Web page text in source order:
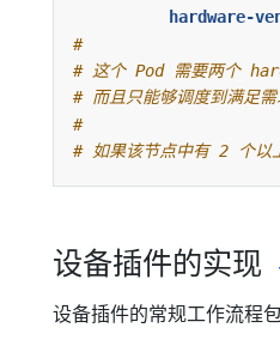
hardware-
#
# 这个 Pod 需要两个
# 而且只能够调度到满足需
#
# 如果该节点中有 2 个以
设备插件的实现
设备插件的常规工作流程